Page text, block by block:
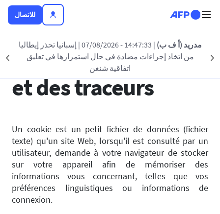
للاتصال
مدريد (أ ف ب) | 14:47:33 - 07/08/2026
| إسبانيا تحذر إيطاليا
من اتخاذ إجراءات مضادة في حال استمرارها في تعليق
اتفاقية شنغن
Suivant
Gestion des cookies
et des traceurs
Un cookie est un petit fichier de données (fichier
texte) qu'un site Web, lorsqu'il est consulté par un
utilisateur, demande à votre navigateur de stocker
sur votre appareil afin de mémoriser des
informations vous concernant, telles que vos
préférences linguistiques ou informations de
connexion.